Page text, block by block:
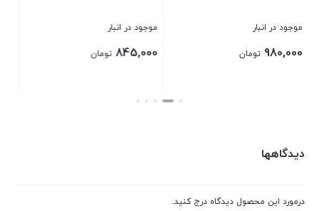
موجود در انبار
845,000 تومان
موجود در انبار
برای قیمت تماس بگیرید
بستن
دیدگاهها
درمورد این محصول دیدگاه درج کنید.